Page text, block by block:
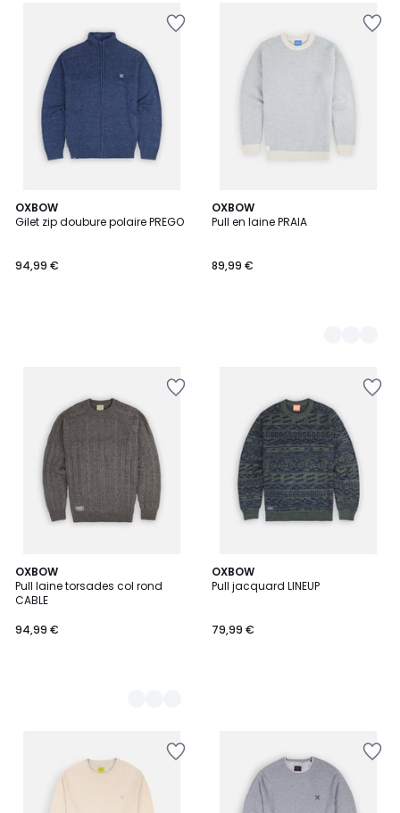
OXBOW
Gilet zip doubure polaire PREGO
94,99 €
OXBOW
Pull en laine PRAIA
89,99 €
2
Couleurs
OXBOW
Pull laine torsades col rond
CABLE
94,99 €
2
Couleurs
OXBOW
Pull jacquard LINEUP
79,99 €